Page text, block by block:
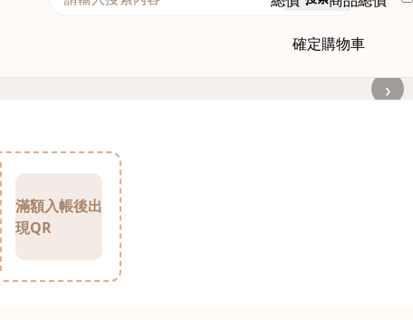
確定購物車
›
滿額入帳後出
現QR